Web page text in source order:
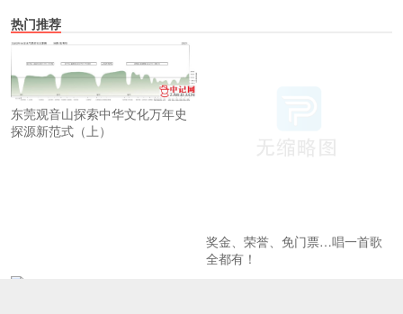
热门推荐
东莞观音山探索中华文化万年史
探源新范式（上）
奖金、荣誉、免门票…唱一首歌
全都有！